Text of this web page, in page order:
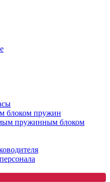
блоком пружин
пружинным блоком